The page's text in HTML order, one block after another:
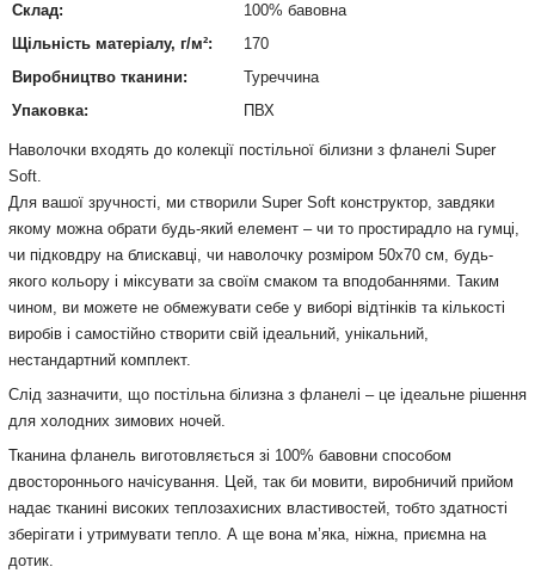
Склад:
100% бавовна
Щільність матеріалу, г/м²:
170
Виробництво тканини:
Туреччина
Упаковка:
ПВХ
Наволочки входять до колекції постільної білизни з фланелі Super
Soft.
Для вашої зручності, ми створили Super Soft конструктор, завдяки
якому можна обрати будь-який елемент – чи то простирадло на гумці,
чи підковдру на блискавці, чи наволочку розміром 50х70 см, будь-
якого кольору і міксувати за своїм смаком та вподобаннями. Таким
чином, ви можете не обмежувати себе у виборі відтінків та кількості
виробів і самостійно створити свій ідеальний, унікальний,
нестандартний комплект.
Слід зазначити, що постільна білизна з фланелі – це ідеальне рішення
для холодних зимових ночей.
Тканина фланель виготовляється зі 100% бавовни способом
двостороннього начісування. Цей, так би мовити, виробничий прийом
надає тканині високих теплозахисних властивостей, тобто здатності
зберігати і утримувати тепло. А ще вона м’яка, ніжна, приємна на
дотик.